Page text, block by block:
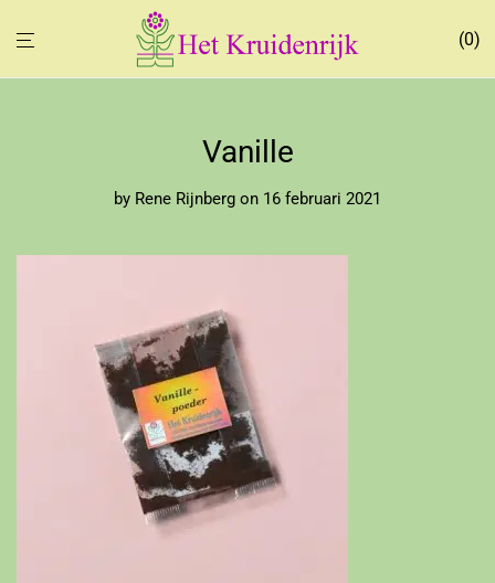
0
Vanille
by Rene Rijnberg on 16 februari 2021